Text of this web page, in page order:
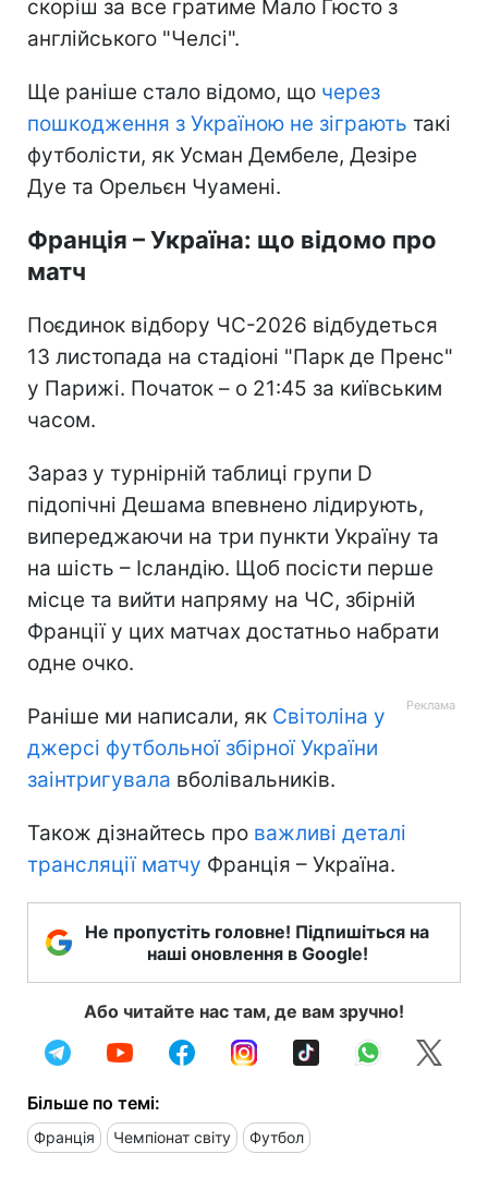
скоріш за все гратиме Мало Гюсто з
англійського "Челсі".
Ще раніше стало відомо, що через
пошкодження з Україною не зіграють такі
футболісти, як Усман Дембеле, Дезіре
Дуе та Орельєн Чуамені.
Франція – Україна: що відомо про
матч
Поєдинок відбору ЧС-2026 відбудеться
13 листопада на стадіоні "Парк де Пренс"
у Парижі. Початок – о 21:45 за київським
часом.
Зараз у турнірній таблиці групи D
підопічні Дешама впевнено лідирують,
випереджаючи на три пункти Україну та
на шість – Ісландію. Щоб посісти перше
місце та вийти напряму на ЧС, збірній
Франції у цих матчах достатньо набрати
одне очко.
Раніше ми написали, як Світоліна у
джерсі футбольної збірної України
заінтригувала вболівальників.
Також дізнайтесь про важливі деталі
трансляції матчу Франція – Україна.
Не пропустіть головне! Підпишіться на
наші оновлення в Google!
Або читайте нас там, де вам зручно!
Більше по темі:
Франція Чемпіонат світу Футбол